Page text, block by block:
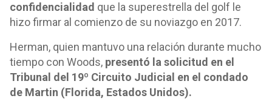
confidencialidad que la superestrella del golf le
hizo firmar al comienzo de su noviazgo en 2017.
Herman, quien mantuvo una relación durante mucho
tiempo con Woods, presentó la solicitud en el
Tribunal del 19º Circuito Judicial en el condado
de Martin (Florida, Estados Unidos).